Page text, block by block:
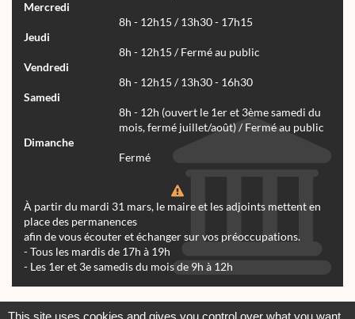
Mercredi
8h - 12h15 / 13h30 - 17h15
Jeudi
8h - 12h15 / Fermé au public
Vendredi
8h - 12h15 / 13h30 - 16h30
Samedi
8h - 12h (ouvert le 1er et 3ème samedi du
mois, fermé juillet/août) / Fermé au public
Dimanche
Fermé
À partir du mardi 31 mars, le maire et les adjoints mettent en
place des permanences
afin de vous écouter et échanger sur vos préoccupations.
- Tous les mardis de 17h à 19h
- Les 1er et 3e samedis du mois de 9h à 12h
This site uses cookies and gives you control over what you want